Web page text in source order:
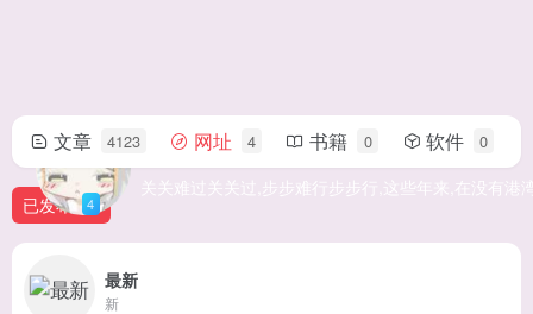
三次郎
关关难过关关过,步步难行步步行,这些年来,在没有
文章 4123 网址 4 书籍 0 软件 0
已发布 4
最新
新